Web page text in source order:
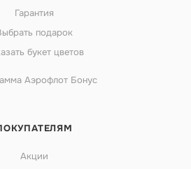
Гарантия
подарок
букет цветов
Аэрофлот Бонус
Акции